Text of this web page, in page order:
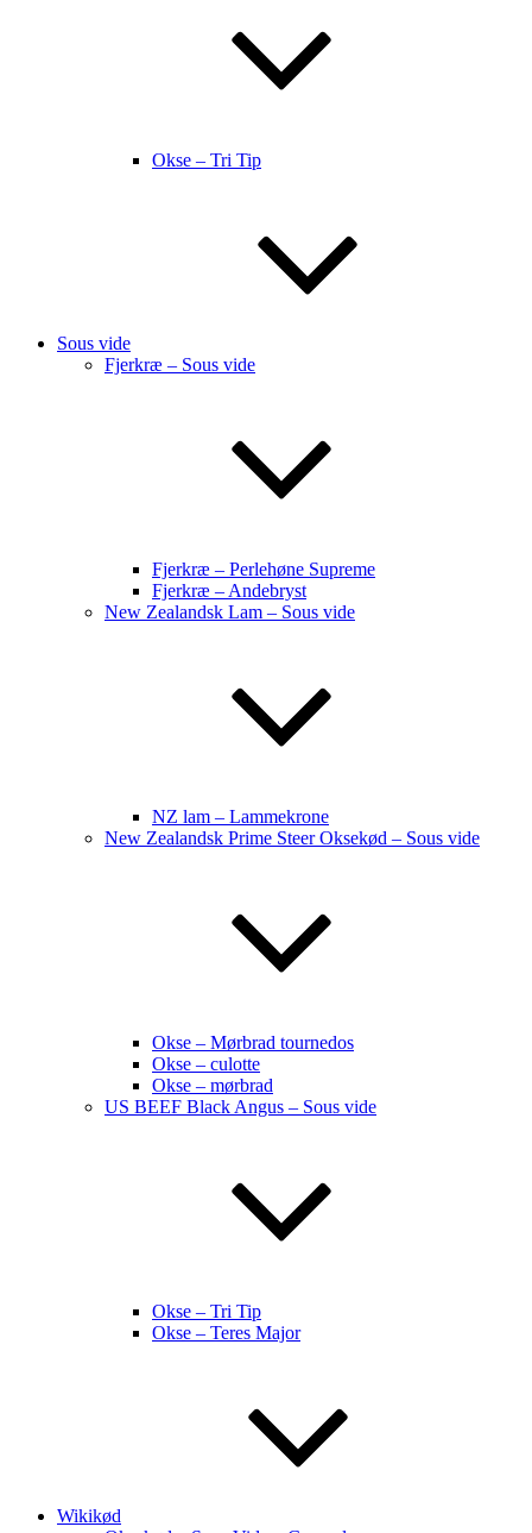
Okse – Tri Tip
Sous vide
Fjerkræ – Sous vide
Fjerkræ – Perlehøne Supreme
Fjerkræ – Andebryst
New Zealandsk Lam – Sous vide
NZ lam – Lammekrone
New Zealandsk Prime Steer Oksekød – Sous vide
Okse – Mørbrad tournedos
Okse – culotte
Okse – mørbrad
US BEEF Black Angus – Sous vide
Okse – Tri Tip
Okse – Teres Major
Wikikød